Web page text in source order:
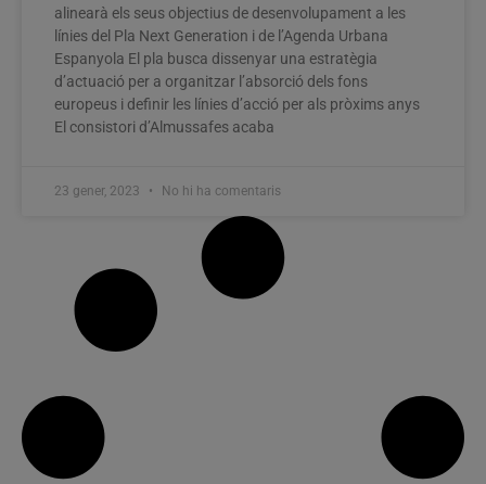
alinearà els seus objectius de desenvolupament a les
línies del Pla Next Generation i de l’Agenda Urbana
Espanyola El pla busca dissenyar una estratègia
d’actuació per a organitzar l’absorció dels fons
europeus i definir les línies d’acció per als pròxims anys
El consistori d’Almussafes acaba
23 gener, 2023 No hi ha comentaris